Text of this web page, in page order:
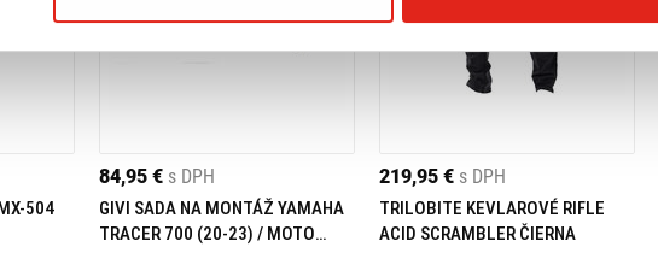
504
84,95 € s DPH
GIVI SADA NA MONTÁŽ YAMAHA
TRACER 700 (20-23) / MOTO
219,95 € s DPH
TRILOBITE KEVLAROVÉ RIFLE
ACID SCRAMBLER ČIERNA